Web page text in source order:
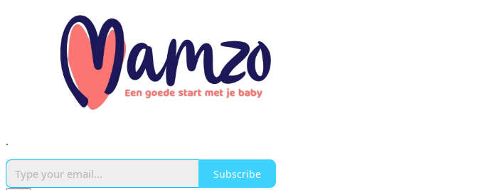
.
Subscribe